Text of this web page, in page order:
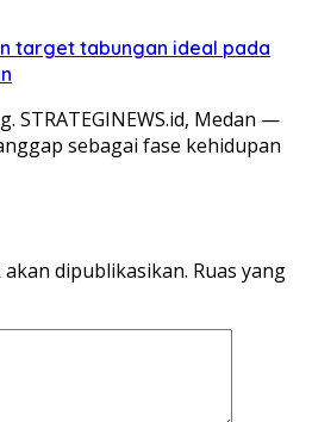
target tabungan ideal pada
STRATEGINEWS.id, Medan —
sebagai fase kehidupan
dipublikasikan. Ruas yang